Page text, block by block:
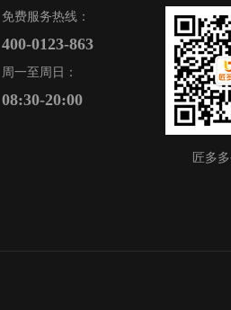
免费服务热线：
400-0123-863
周一至周日：
08:30-20:00
匠多